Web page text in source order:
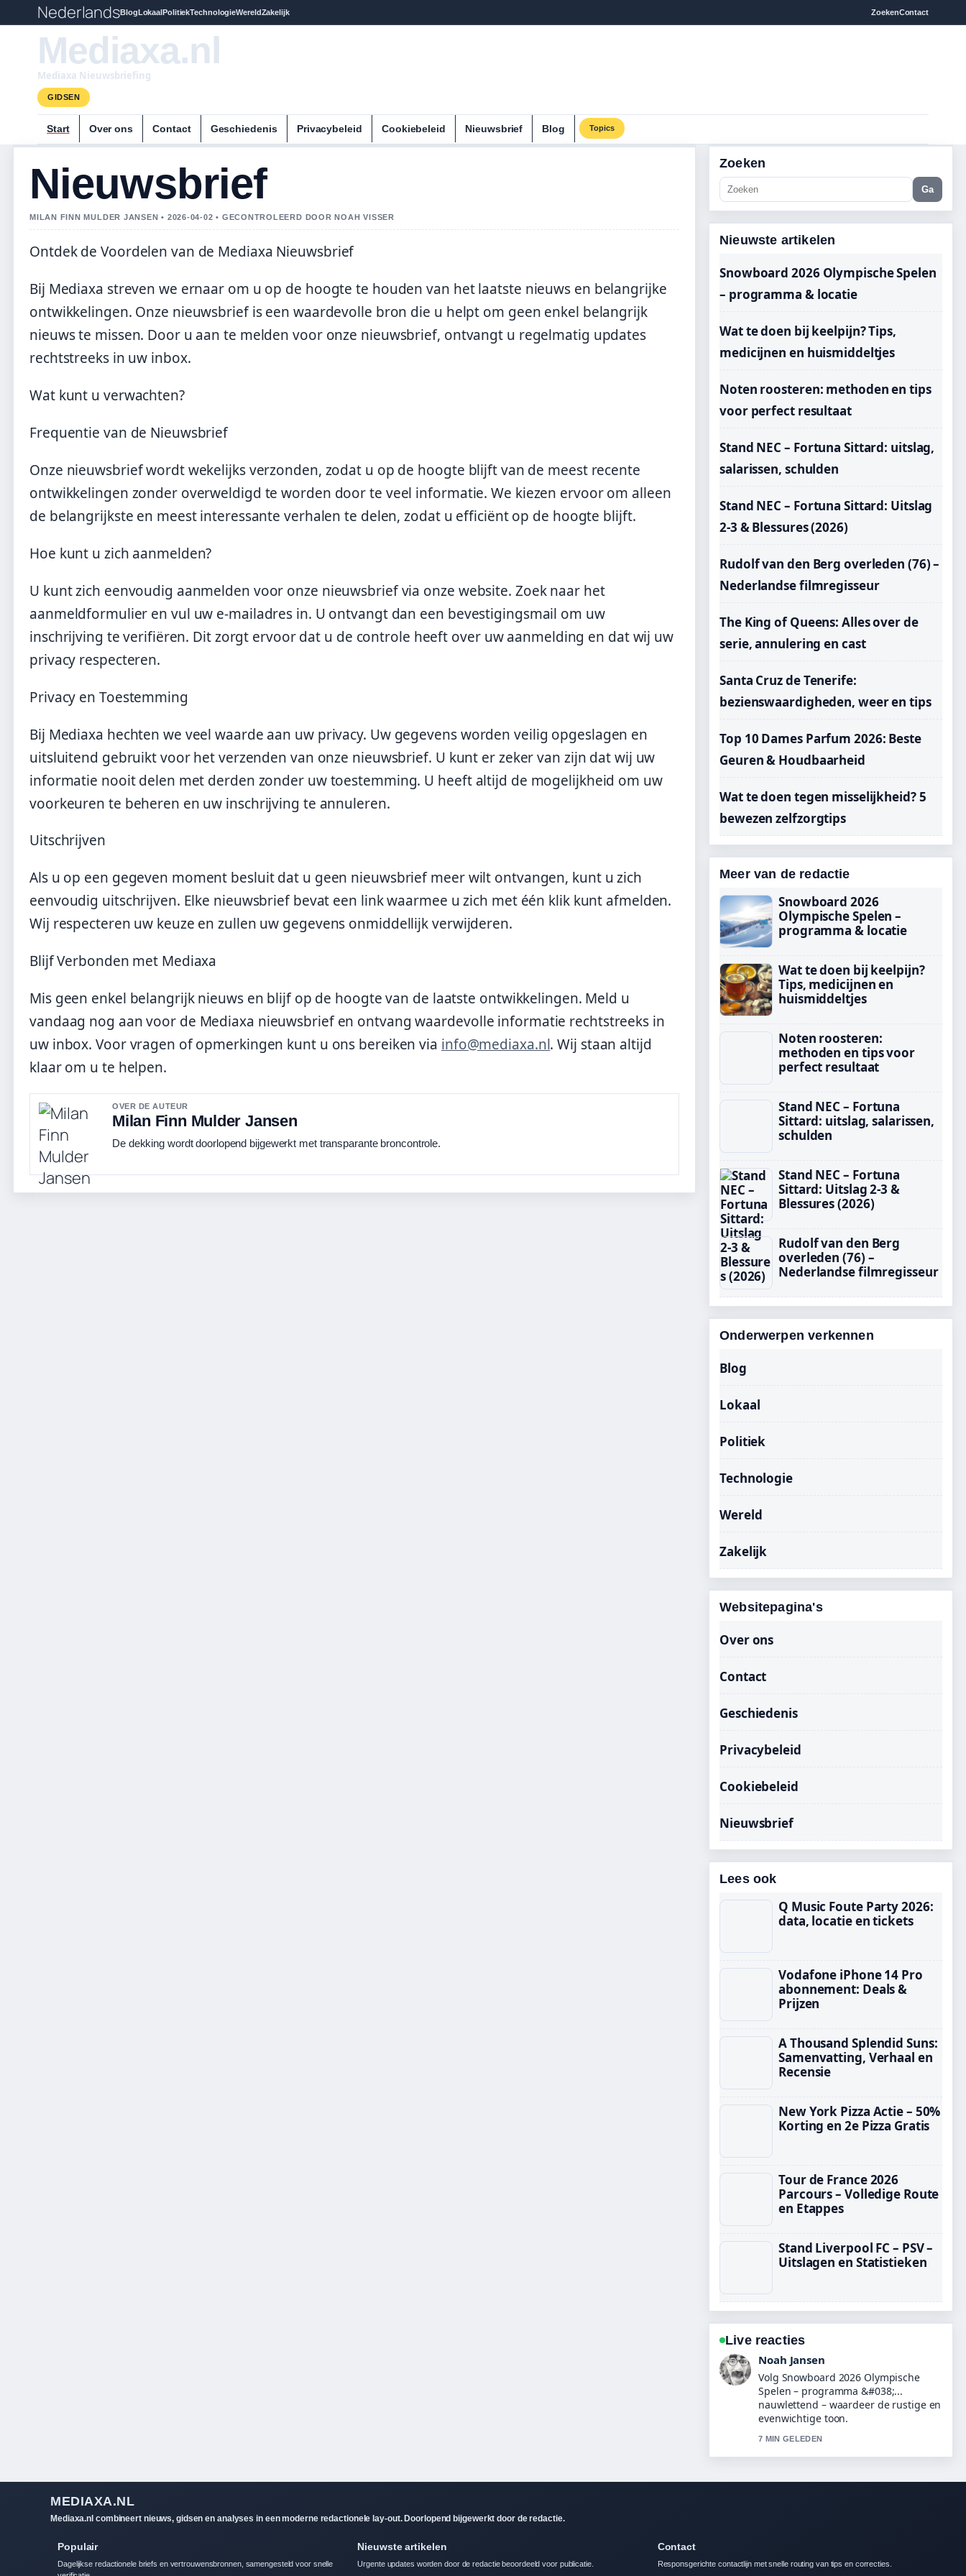
NederlandsBlogLokaalPolitiekTechnologieWereldZakelijk ZoekenContact
Mediaxa.nl
Mediaxa Nieuwsbriefing
GIDSEN
Start Over ons Contact Geschiedenis Privacybeleid Cookiebeleid Nieuwsbrief Blog Topics
Nieuwsbrief
MILAN FINN MULDER JANSEN • 2026-04-02 • GECONTROLEERD DOOR NOAH VISSER
Ontdek de Voordelen van de Mediaxa Nieuwsbrief
Bij Mediaxa streven we ernaar om u op de hoogte te houden van het laatste nieuws en belangrijke
ontwikkelingen. Onze nieuwsbrief is een waardevolle bron die u helpt om geen enkel belangrijk
nieuws te missen. Door u aan te melden voor onze nieuwsbrief, ontvangt u regelmatig updates
rechtstreeks in uw inbox.
Wat kunt u verwachten?
Frequentie van de Nieuwsbrief
Onze nieuwsbrief wordt wekelijks verzonden, zodat u op de hoogte blijft van de meest recente
ontwikkelingen zonder overweldigd te worden door te veel informatie. We kiezen ervoor om alleen
de belangrijkste en meest interessante verhalen te delen, zodat u efficiënt op de hoogte blijft.
Hoe kunt u zich aanmelden?
U kunt zich eenvoudig aanmelden voor onze nieuwsbrief via onze website. Zoek naar het
aanmeldformulier en vul uw e-mailadres in. U ontvangt dan een bevestigingsmail om uw
inschrijving te verifiëren. Dit zorgt ervoor dat u de controle heeft over uw aanmelding en dat wij uw
privacy respecteren.
Privacy en Toestemming
Bij Mediaxa hechten we veel waarde aan uw privacy. Uw gegevens worden veilig opgeslagen en
uitsluitend gebruikt voor het verzenden van onze nieuwsbrief. U kunt er zeker van zijn dat wij uw
informatie nooit delen met derden zonder uw toestemming. U heeft altijd de mogelijkheid om uw
voorkeuren te beheren en uw inschrijving te annuleren.
Uitschrijven
Als u op een gegeven moment besluit dat u geen nieuwsbrief meer wilt ontvangen, kunt u zich
eenvoudig uitschrijven. Elke nieuwsbrief bevat een link waarmee u zich met één klik kunt afmelden.
Wij respecteren uw keuze en zullen uw gegevens onmiddellijk verwijderen.
Blijf Verbonden met Mediaxa
Mis geen enkel belangrijk nieuws en blijf op de hoogte van de laatste ontwikkelingen. Meld u
vandaag nog aan voor de Mediaxa nieuwsbrief en ontvang waardevolle informatie rechtstreeks in
uw inbox. Voor vragen of opmerkingen kunt u ons bereiken via info@mediaxa.nl. Wij staan altijd
klaar om u te helpen.
OVER DE AUTEUR
Milan Finn Mulder Jansen
De dekking wordt doorlopend bijgewerkt met transparante broncontrole.
Zoeken
Ga
Nieuwste artikelen
Snowboard 2026 Olympische Spelen
– programma & locatie
Wat te doen bij keelpijn? Tips,
medicijnen en huismiddeltjes
Noten roosteren: methoden en tips
voor perfect resultaat
Stand NEC – Fortuna Sittard: uitslag,
salarissen, schulden
Stand NEC – Fortuna Sittard: Uitslag
2-3 & Blessures (2026)
Rudolf van den Berg overleden (76) –
Nederlandse filmregisseur
The King of Queens: Alles over de
serie, annulering en cast
Santa Cruz de Tenerife:
bezienswaardigheden, weer en tips
Top 10 Dames Parfum 2026: Beste
Geuren & Houdbaarheid
Wat te doen tegen misselijkheid? 5
bewezen zelfzorgtips
Meer van de redactie
Snowboard 2026
Olympische Spelen –
programma & locatie
Wat te doen bij keelpijn?
Tips, medicijnen en
huismiddeltjes
Noten roosteren:
methoden en tips voor
perfect resultaat
Stand NEC – Fortuna
Sittard: uitslag, salarissen,
schulden
Stand NEC – Fortuna
Sittard: Uitslag 2-3 &
Blessures (2026)
Rudolf van den Berg
overleden (76) –
Nederlandse filmregisseur
Onderwerpen verkennen
Blog
Lokaal
Politiek
Technologie
Wereld
Zakelijk
Websitepagina's
Over ons
Contact
Geschiedenis
Privacybeleid
Cookiebeleid
Nieuwsbrief
Lees ook
Q Music Foute Party 2026:
data, locatie en tickets
Vodafone iPhone 14 Pro
abonnement: Deals &
Prijzen
A Thousand Splendid Suns:
Samenvatting, Verhaal en
Recensie
New York Pizza Actie – 50%
Korting en 2e Pizza Gratis
Tour de France 2026
Parcours – Volledige Route
en Etappes
Stand Liverpool FC – PSV –
Uitslagen en Statistieken
Live reacties
Lotte de Boer
Nuttige context bij Wat te doen bij
keelpijn? Tips, medicijnen.... Houd
deze live-updates alsjeblieft gaande.
9 MIN GELEDEN
Mediaxa.nl combineert nieuws, gidsen en analyses in een moderne redactionele lay-out. Doorlopend bijgewerkt door de redactie.
Dagelijkse redactionele briefs en vertrouwensbronnen, samengesteld voor snelle
verificatie.
Urgente updates worden door de redactie beoordeeld voor publicatie. Responsgerichte contactlijn met snelle routing van tips en correcties.